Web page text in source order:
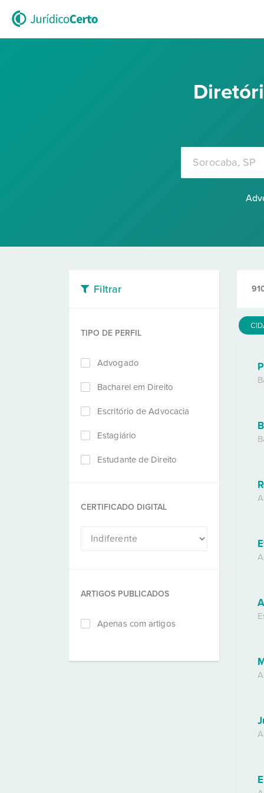
Filtrar
TIPO DE PERFIL
Advogado
Bacharel em Direito
Escritório de Advocacia
Estagiário
Estudante de Direito
CERTIFICADO DIGITAL
ARTIGOS PUBLICADOS
Apenas com artigos